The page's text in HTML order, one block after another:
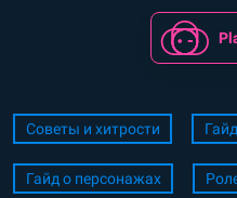
Советы и хитрости
Гайд о персонажах